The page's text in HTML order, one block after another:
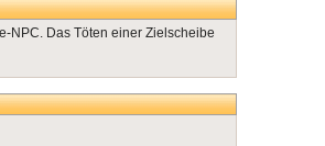
NPC. Das Töten einer Zielscheibe